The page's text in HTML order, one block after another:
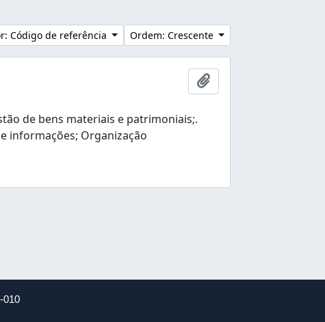
Código de referência
Ordem: Crescente
Adicionar a área de
de bens materiais e patrimoniais;.
informações; Organização
010